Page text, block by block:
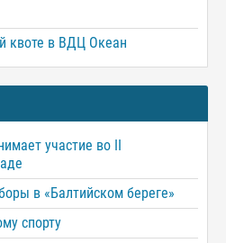
квоте в ВДЦ Океан
участие во II
в «Балтийском береге»
спорту